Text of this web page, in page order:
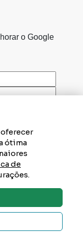
Tire Aqui
ótima
de
o Google